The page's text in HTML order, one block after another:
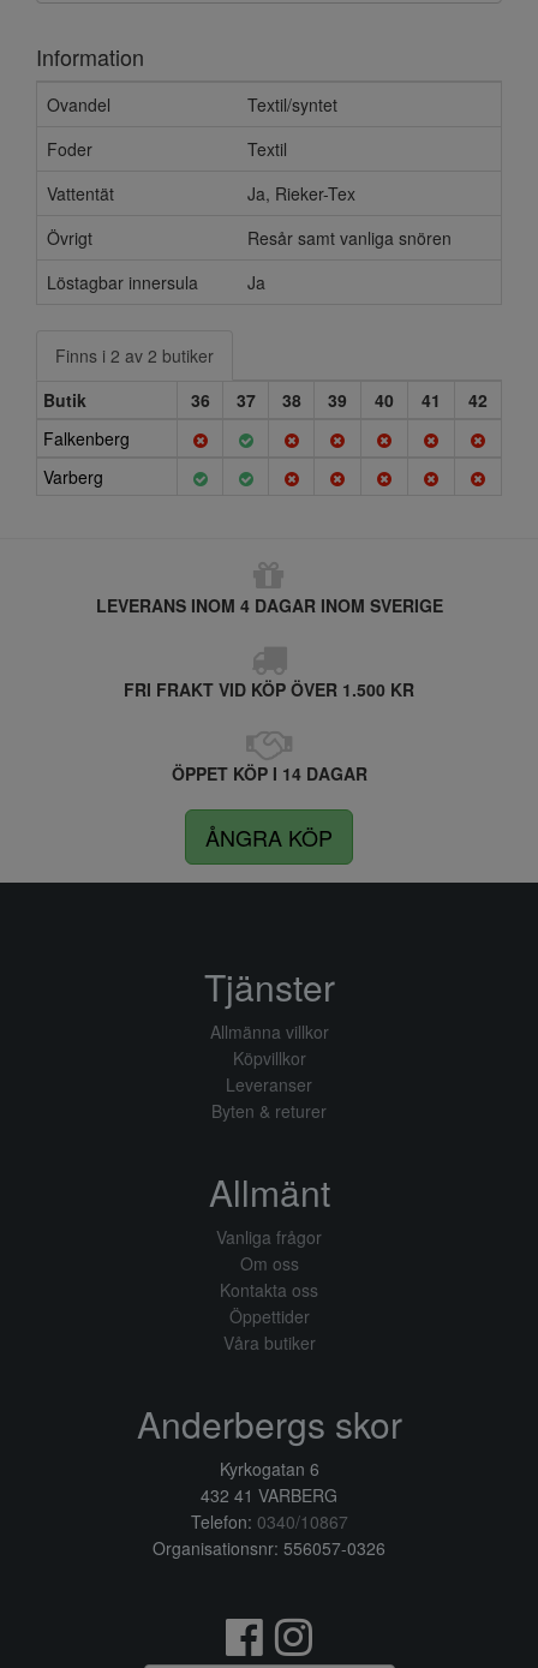
Information
Ovandel
Textil/syntet
Foder
Textil
Vattentät
Ja, Rieker-Tex
Övrigt
Resår samt vanliga snören
Löstagbar innersula
Ja
Finns i 2 av 2 butiker
Butik
36 37 38 39 40 41
42
Falkenberg
Varberg
LEVERANS INOM 4 DAGAR INOM SVERIGE
FRI FRAKT VID KÖP ÖVER 1.500 KR
ÖPPET KÖP I 14 DAGAR
ÅNGRA KÖP
Tjänster
Allmänna villkor
Köpvillkor
Leveranser
Byten & returer
Allmänt
Vanliga frågor
Om oss
Kontakta oss
Öppettider
Våra butiker
Anderbergs skor
Kyrkogatan 6
432 41 VARBERG
Telefon: 0340/10867
Organisationsnr: 556057-0326